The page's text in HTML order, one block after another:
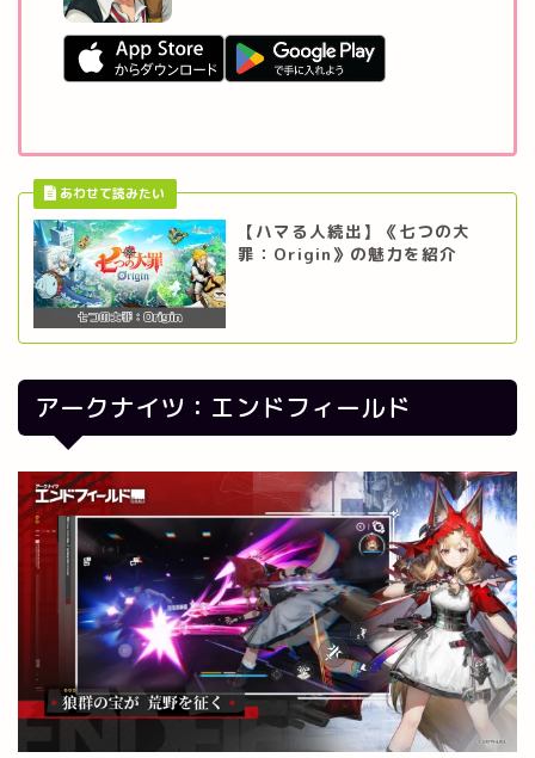
【ハマる人続出】《七つの大
罪：Origin》の魅力を紹介
アークナイツ：エンドフィールド